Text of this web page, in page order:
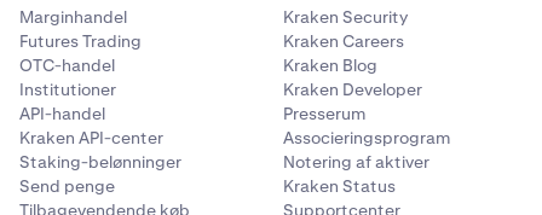
The Graph (GRT)
✅
Injective (INJ)
✅
Marginhandel
Futures Trading
OTC-handel
Institutioner
API-handel
Kraken API-center
Staking-belønninger
Send penge
Tilbagevendende køb
Kraken Security
Kraken Careers
Kraken Blog
Kraken Developer
Presserum
Associeringsprogram
Notering af aktiver
Kraken Status
Supportcenter